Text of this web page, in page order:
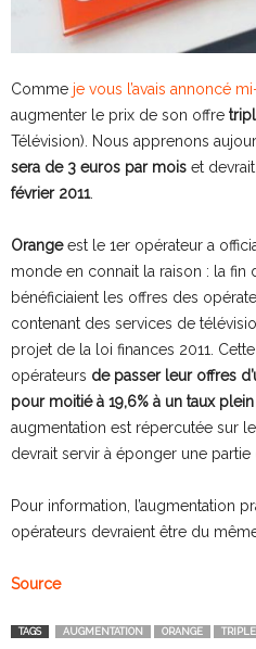
Comme je vous l’avais annoncé
augmenter le prix de son offre
Télévision) . Nous apprenons
sera de 3 euros par mois et
février 2011.
Orangeest le 1er opérateur a
monde en connait la raison : la fin
bénéficiaient les offres des
contenant des services de
projet de la loi finances 2011.
opérateurs de passer leur offres
pour moitié à 19,6% à un taux
augmentation est répercutée sur
devrait servir à éponger une partie
Pour information, l’augmentation
opérateurs devraient être du
Source
TAGS AUGMENTATION ORANGE